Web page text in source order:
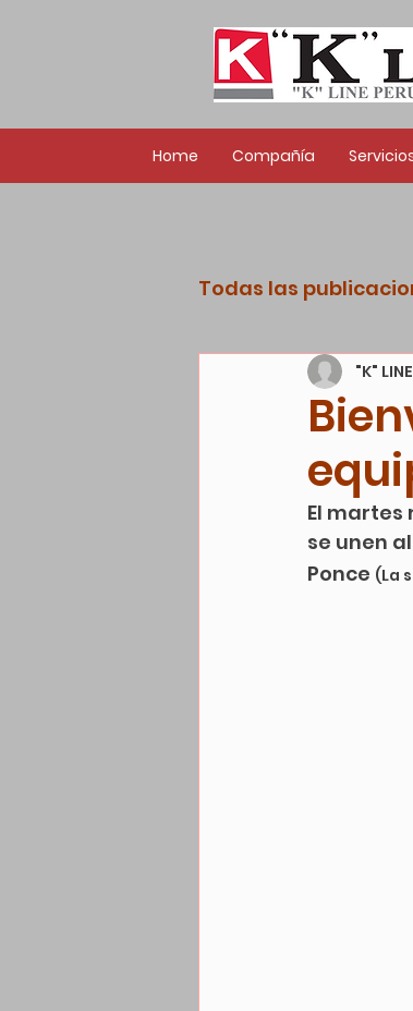
Home Compañía
Todas las
"K"
El martes
se unen al
Ponce (La